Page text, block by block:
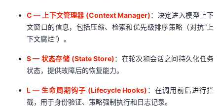
C — 上下文管理器 (Context Manager)：决定进入模型上下
文窗口的信息，包括压缩、检索和优先级排序策略（对抗“上
下文腐烂”）。
S — 状态存储 (State Store)：在轮次和会话之间持久化任务
状态，提供故障后的恢复能力。
L — 生命周期钩子 (Lifecycle Hooks) ：在调用前后进行拦
截，用于身份验证、策略强制执行和日志记录。